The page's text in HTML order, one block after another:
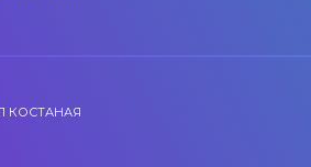
КОСТАНАЯ